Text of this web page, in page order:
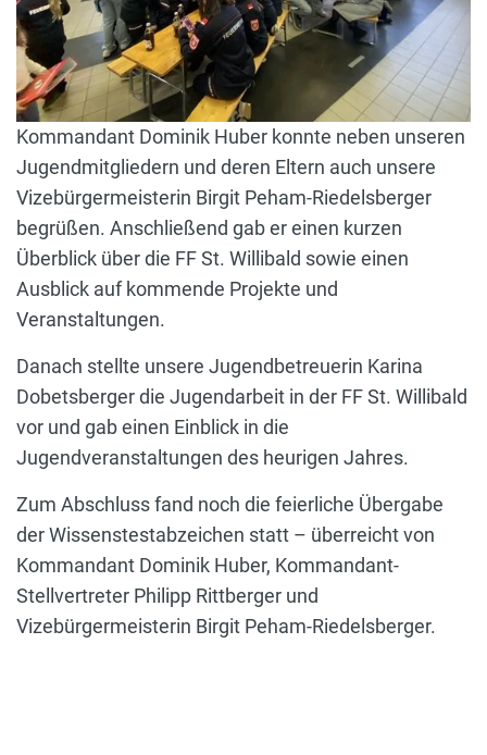
Kommandant Dominik Huber konnte neben unseren
Jugendmitgliedern und deren Eltern auch unsere
Vizebürgermeisterin Birgit Peham-Riedelsberger
begrüßen. Anschließend gab er einen kurzen
Überblick über die FF St. Willibald sowie einen
Ausblick auf kommende Projekte und
Veranstaltungen.
Danach stellte unsere Jugendbetreuerin Karina
Dobetsberger die Jugendarbeit in der FF St. Willibald
vor und gab einen Einblick in die
Jugendveranstaltungen des heurigen Jahres.
Zum Abschluss fand noch die feierliche Übergabe
der Wissenstestabzeichen statt – überreicht von
Kommandant Dominik Huber, Kommandant-
Stellvertreter Philipp Rittberger und
Vizebürgermeisterin Birgit Peham-Riedelsberger.